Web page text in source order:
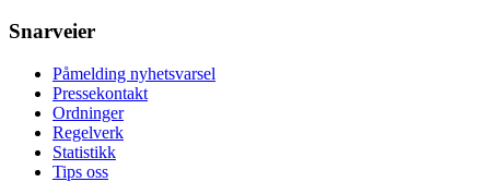
Snarveier
Påmelding nyhetsvarsel
Pressekontakt
Ordninger
Regelverk
Statistikk
Tips oss